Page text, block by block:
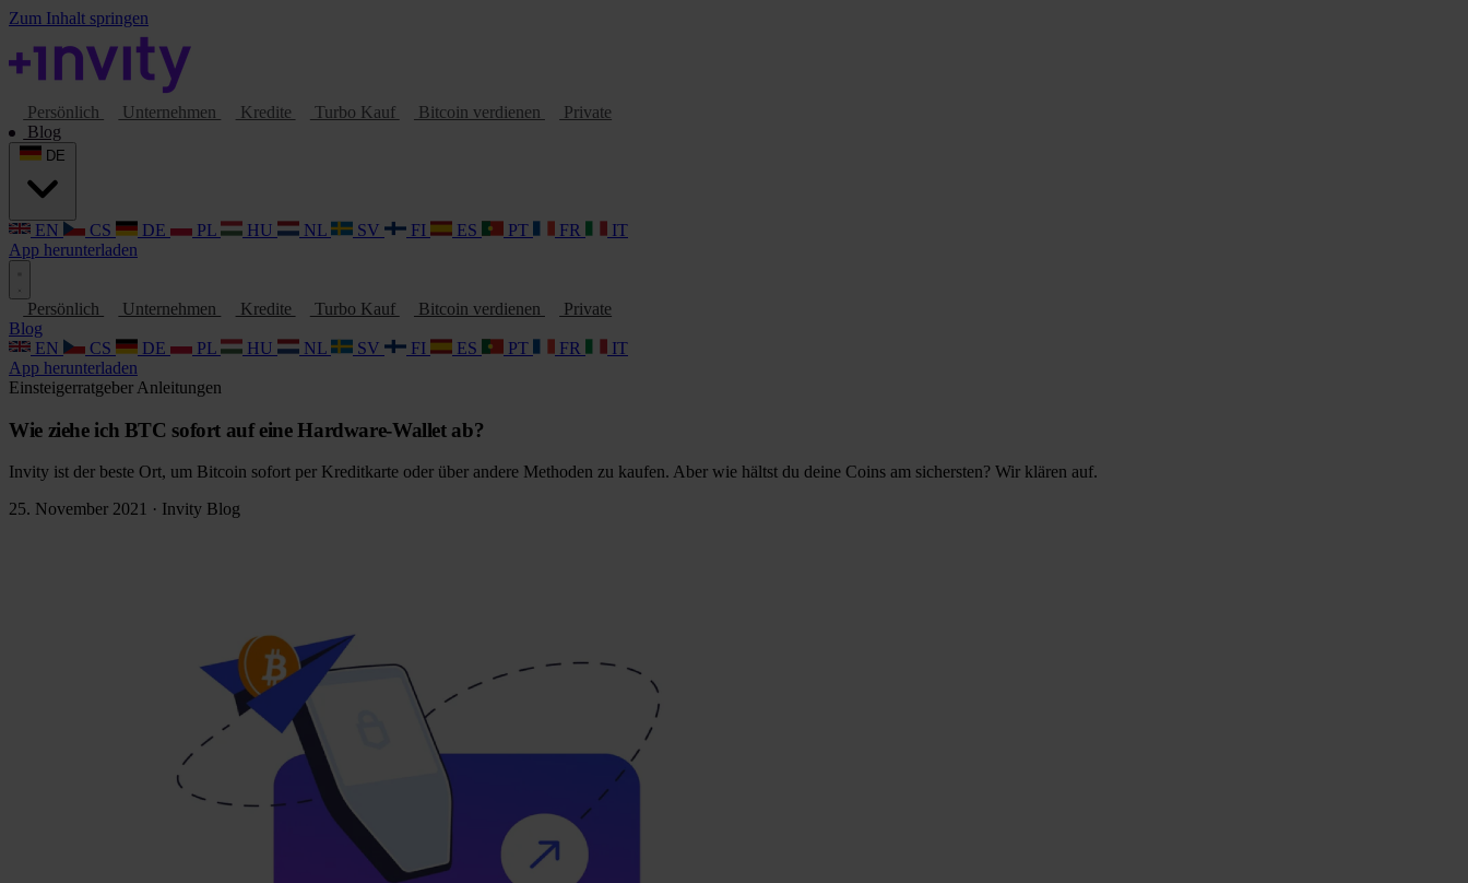
Zum Inhalt springen
Persönlich Unternehmen Kredite Turbo Kauf Bitcoin verdienen
Private
Blog
EN CS DE PL HU NL SV FI ES PT FR
IT
App herunterladen
Persönlich Unternehmen Kredite Turbo Kauf Bitcoin verdienen
Private
Blog
EN
CS DE PL HU NL SV FI ES PT FR
IT
App herunterladen
Einsteigerratgeber Anleitungen
Wie ziehe ich BTC sofort auf eine Hardware-Wallet ab?
Invity ist der beste Ort, um Bitcoin sofort per Kreditkarte oder über andere Methoden zu kaufen. Aber wie hältst du deine Coins am sichersten? Wir klären auf.
25. November 2021 · Invity Blog